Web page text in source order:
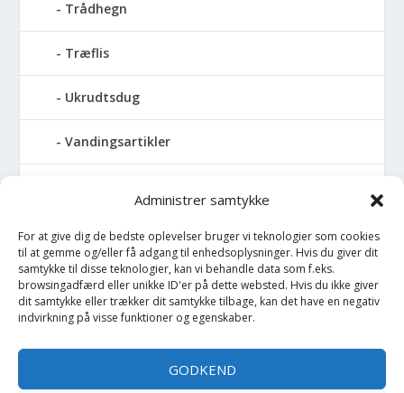
Administrer samtykke
For at give dig de bedste oplevelser bruger vi teknologier som cookies
til at gemme og/eller få adgang til enhedsoplysninger. Hvis du giver dit
samtykke til disse teknologier, kan vi behandle data som f.eks.
browsingadfærd eller unikke ID'er på dette websted. Hvis du ikke giver
dit samtykke eller trækker dit samtykke tilbage, kan det have en negativ
indvirkning på visse funktioner og egenskaber.
GODKEND
Trådhegn
Træflis
Ukrudtsdug
Vandingsartikler
Vildthegn
vækstdug
Maling